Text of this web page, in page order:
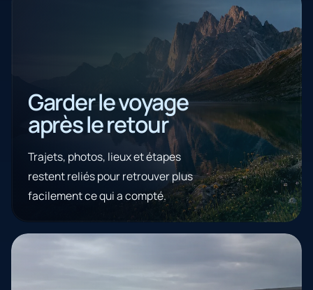
Garder le voyage
après le retour
Trajets, photos, lieux et étapes
restent reliés pour retrouver plus
facilement ce qui a compté.